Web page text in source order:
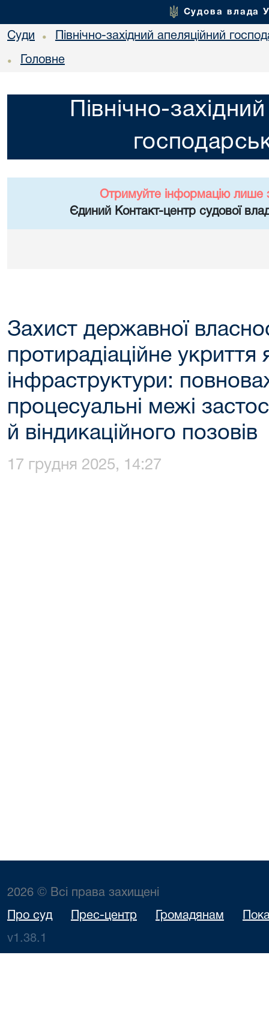
Судова влада
Суди • Північно-західний апеляційний
• Головне
Північно-
Отримуйте інформацію лише
Єдиний Контакт-центр судової
Захист державної
протирадіаційне укриття
інфраструктури:
процесуальні межі
й віндикаційного позовів
17 грудня 2025, 14:27
2026 © Всі права захищені
Про суд Прес-центр Громадянам
v1.38.1